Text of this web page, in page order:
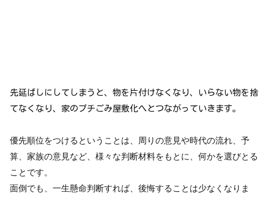
先延ばしにしてしまうと、物を片付けなくなり、いらない物を捨
てなくなり、家のプチごみ屋敷化へとつながっていきます。
優先順位をつけるということは、周りの意見や時代の流れ、予
算、家族の意見など、様々な判断材料をもとに、何かを選びとる
ことです。
面倒でも、一生懸命判断すれば、後悔することは少なくなりま